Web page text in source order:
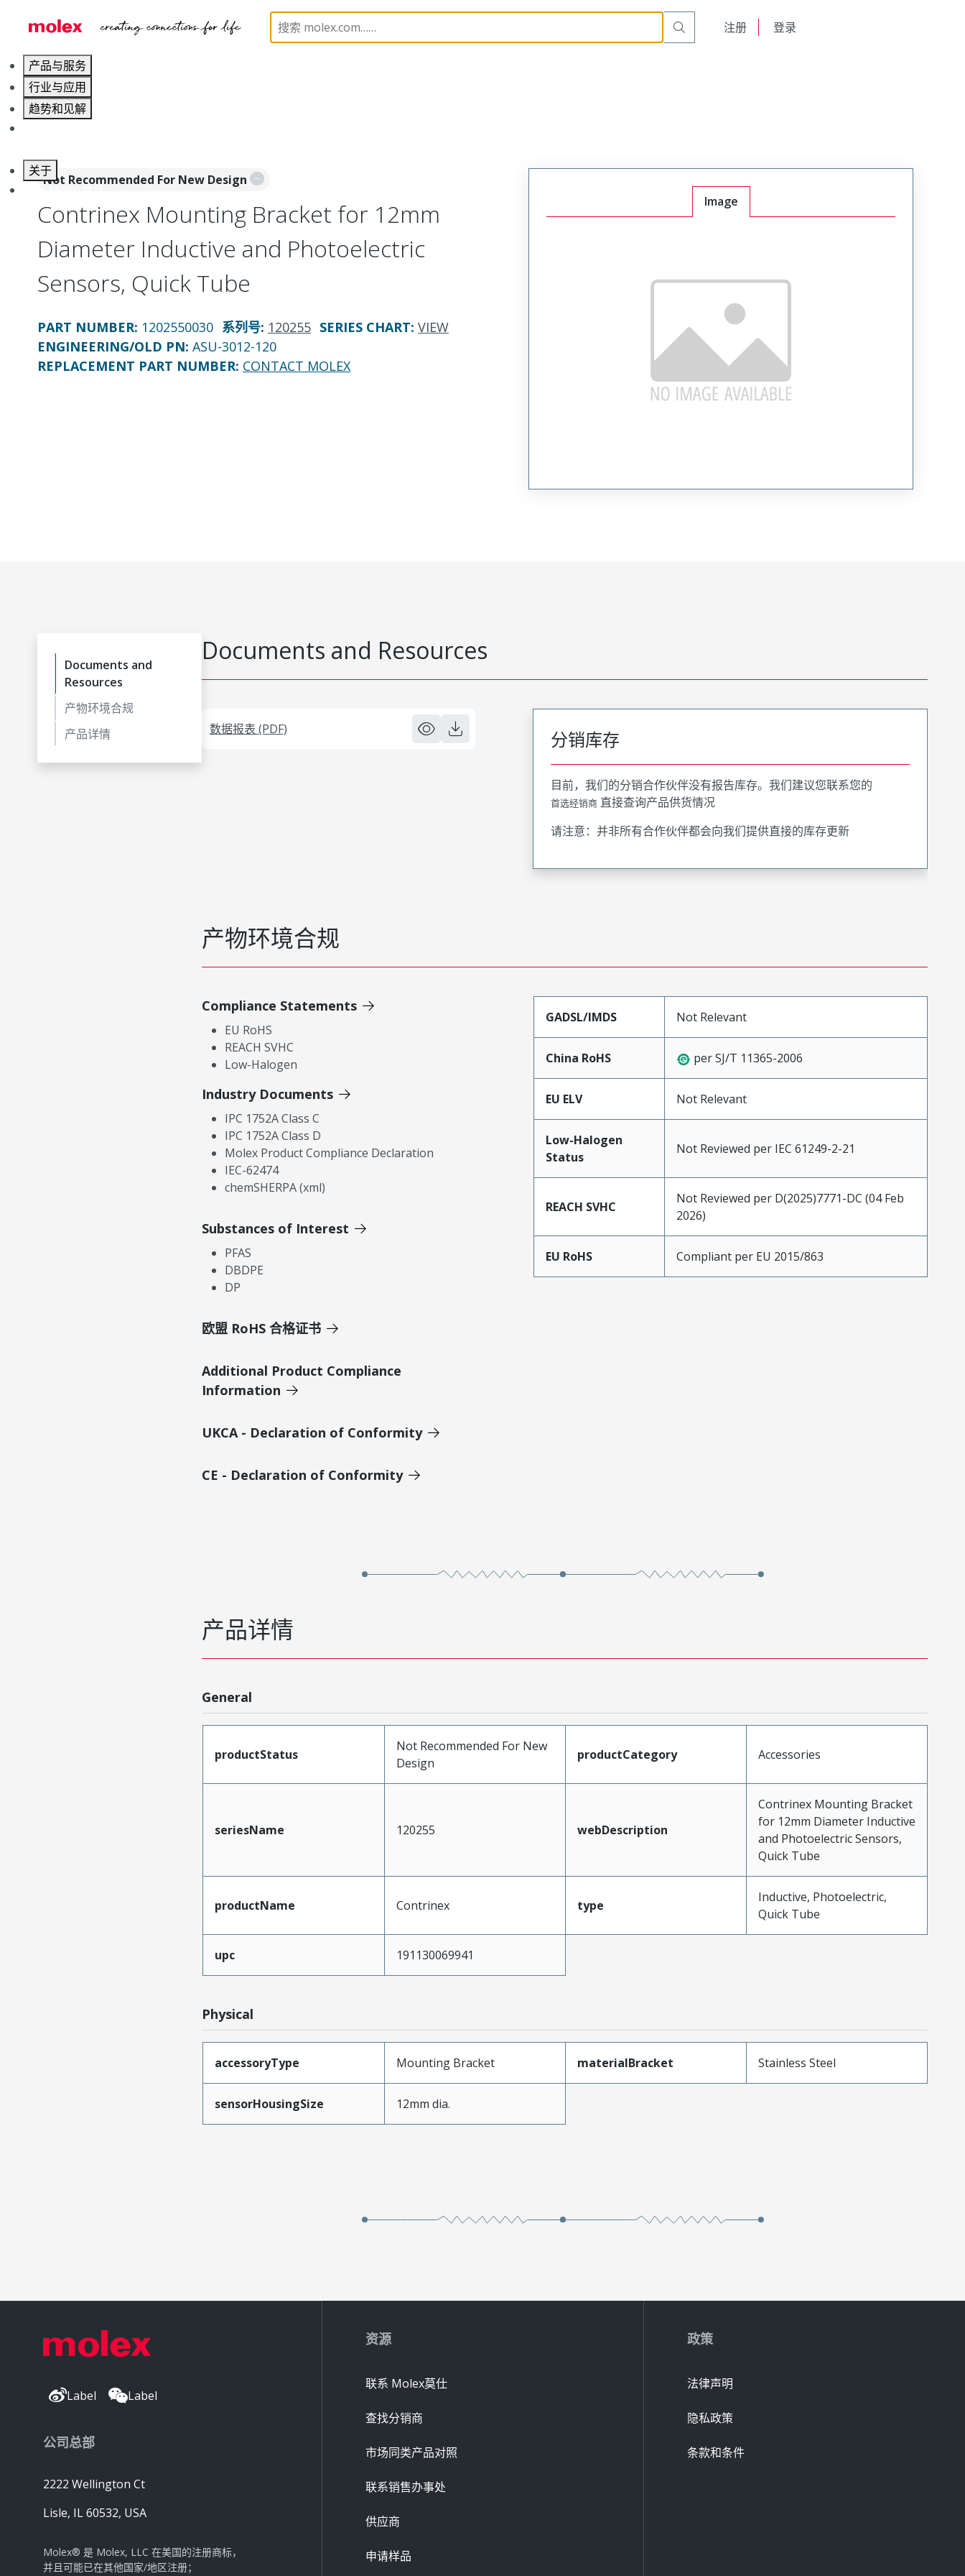
注册 登录
产品与服务
行业与应用
趋势和见解
关于
120255 1202550030
Not Recommended For New Design
Contrinex Mounting Bracket for 12mm
Diameter Inductive and Photoelectric
Sensors, Quick Tube
PART NUMBER: 1202550030 系列号: 120255 SERIES CHART: VIEW
ENGINEERING/OLD PN: ASU-3012-120
REPLACEMENT PART NUMBER: CONTACT MOLEX
Image
Documents and
Resources
产物环境合规
产品详情
Documents and Resources
数据报表 (PDF) 分销库存
目前，我们的分销合作伙伴没有报告库存。我们建议您联系您的
首选经销商 直接查询产品供货情况
请注意：并非所有合作伙伴都会向我们提供直接的库存更新
产物环境合规
Compliance Statements
EU RoHS
REACH SVHC
Low-Halogen
Industry Documents
IPC 1752A Class C
IPC 1752A Class D
Molex Product Compliance Declaration
IEC-62474
chemSHERPA (xml)
Substances of Interest
PFAS
DBDPE
DP
欧盟 RoHS 合格证书
Additional Product Compliance
Information
UKCA - Declaration of Conformity
CE - Declaration of Conformity
GADSL/IMDS Not Relevant
China RoHS per SJ/T 11365-2006
EU ELV Not Relevant
Low-Halogen
Status
Not Reviewed per IEC 61249-2-21
REACH SVHC
Not Reviewed per D(2025)7771-DC (04 Feb
2026)
EU RoHS Compliant per EU 2015/863
产品详情
General
productStatus
Not Recommended For New
Design
productCategory Accessories
seriesName 120255 webDescription
Contrinex Mounting Bracket
for 12mm Diameter Inductive
and Photoelectric Sensors,
Quick Tube
productName Contrinex type
Inductive, Photoelectric,
Quick Tube
upc 191130069941
Physical
accessoryType Mounting Bracket materialBracket Stainless Steel
sensorHousingSize 12mm dia.
Label Label
公司总部
2222 Wellington Ct
Lisle, IL 60532, USA
Molex® 是 Molex, LLC 在美国的注册商标，
并且可能已在其他国家/地区注册；
资源
联系 Molex莫仕
查找分销商
市场同类产品对照
联系销售办事处
供应商
申请样品
政策
法律声明
隐私政策
条款和条件